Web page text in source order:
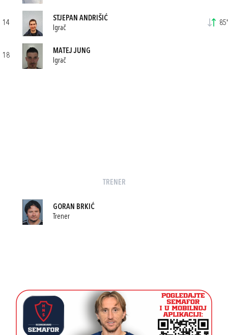
14
STJEPAN ANDRIŠIĆ
Igrač
85'
18
MATEJ JUNG
Igrač
TRENER
GORAN BRKIĆ
Trener